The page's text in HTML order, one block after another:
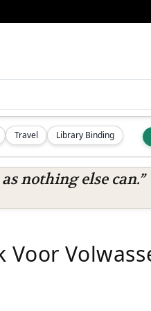
Travel Library Binding
nothing else can.”